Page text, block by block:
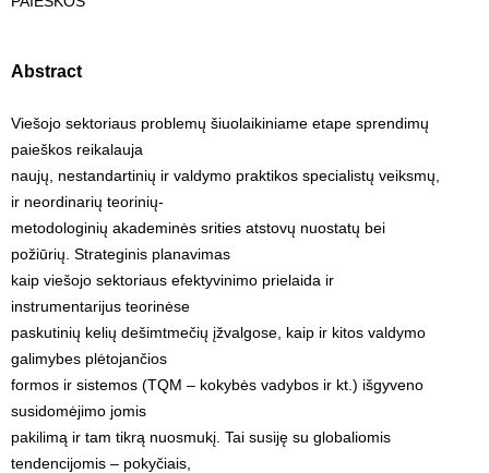
Abstract
Viešojo sektoriaus problemų šiuolaikiniame etape sprendimų
paieškos reikalauja
naujų, nestandartinių ir valdymo praktikos specialistų veiksmų,
ir neordinarių teorinių-
metodologinių akademinės srities atstovų nuostatų bei
požiūrių. Strateginis planavimas
kaip viešojo sektoriaus efektyvinimo prielaida ir
instrumentarijus teorinėse
paskutinių kelių dešimtmečių įžvalgose, kaip ir kitos valdymo
galimybes plėtojančios
formos ir sistemos (TQM – kokybės vadybos ir kt.) išgyveno
susidomėjimo jomis
pakilimą ir tam tikrą nuosmukį. Tai susiję su globaliomis
tendencijomis – pokyčiais,